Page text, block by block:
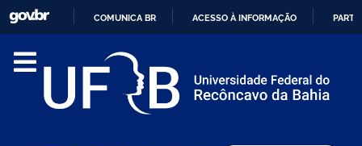
PARA
COMUNICA BR ACESSO À INFORMAÇÃO